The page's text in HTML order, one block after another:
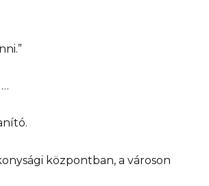
központban, a városon